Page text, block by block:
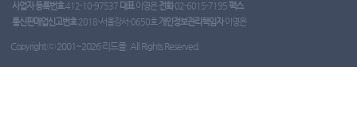
사업자 등록번호412-10-97537 대표이영은 전화02-6015-7195팩스
통신판매업신고번호2018-서울강서-0650호 개인정보관리책임자이영은
Copyright ⓒ 2001~2026 리드몰. All Rights Reserved.